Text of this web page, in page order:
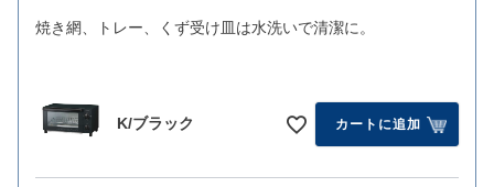
焼き網、トレー、くず受け皿は水洗いで清潔に。
K/ブラック カートに追加